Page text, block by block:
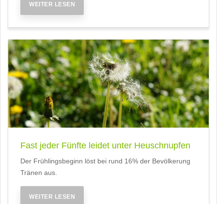
WEITER LESEN
Fast jeder Fünfte leidet unter Heuschnupfen
Der Frühlingsbeginn löst bei rund 16% der Bevölkerung
Tränen aus.
WEITER LESEN